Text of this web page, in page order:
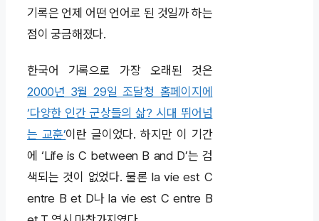
기록은 언제 어떤 언어로 된 것일까 하는
점이 궁금해졌다.
한국어 기록으로 가장 오래된 것은
2000년 3월 29일 조달청 홈페이지에
‘다양한 인간 군상들의 삶? 시대 뛰어넘
는 교훈’이란 글이었다. 하지만 이 기간
에 ‘Life is C between B and D’는 검
색되는 것이 없었다. 물론 la vie est C
entre B et D나 la vie est C entre B